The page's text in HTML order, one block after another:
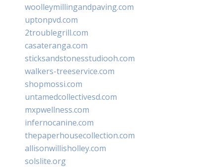
woolleymillingandpaving.com
uptonpvd.com
2troublegrill.com
casateranga.com
sticksandstonesstudiooh.com
walkers-treeservice.com
shopmossi.com
untamedcollectivesd.com
mxpwellness.com
infernocanine.com
thepaperhousecollection.com
allisonwillisholley.com
solslite.org